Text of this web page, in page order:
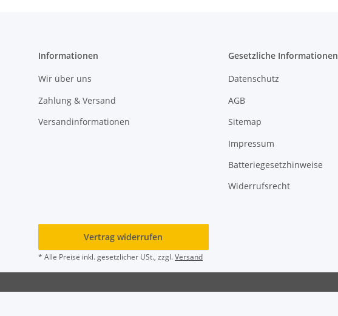
Informationen
Wir über uns
Zahlung & Versand
Versandinformationen
Gesetzliche Informationen
Datenschutz
AGB
Sitemap
Impressum
Batteriegesetzhinweise
Widerrufsrecht
Vertrag widerrufen
* Alle Preise inkl. gesetzlicher USt., zzgl.Versand